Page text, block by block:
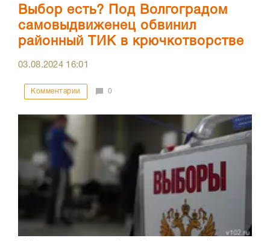
Выбор есть? Под Волгоградом
самовыдвиженец обвинил
районный ТИК в крючкотворстве
03.08.2024 16:01
Комментарии 0